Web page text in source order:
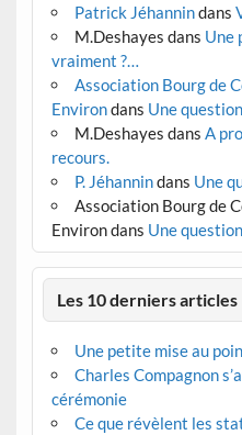
Patrick Jéhannindans
M.Deshayes dans Une
vraiment ?…
Association Bourg de
Environdans Une
M.Deshayes dans A
recours.
P. Jéhannindans Une
Association Bourg de
Environdans Une
Les 10 derniers articles
Une petite mise au
Charles Compagnon
cérémonie
Ce que révèlent les